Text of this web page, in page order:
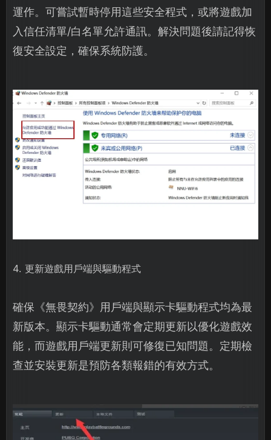
運作。可嘗試暫時停用這些安全程式，或將遊戲加
入信任清單/白名單允許通訊。解決問題後請記得恢
復安全設定，確保系統防護。
4. 更新遊戲用戶端與驅動程式
確保《無畏契約》用戶端與顯示卡驅動程式均為最
新版本。顯示卡驅動通常會定期更新以優化遊戲效
能，而遊戲用戶端更新則可修復已知問題。定期檢
查並安裝更新是預防各類報錯的有效方式。